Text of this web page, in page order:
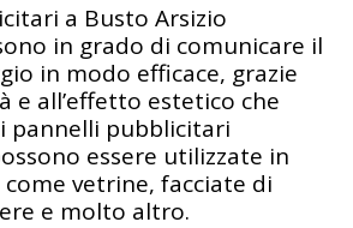
a Busto Arsizio
in grado di comunicare il
in modo efficace, grazie
e all’effetto estetico che
pannelli pubblicitari
essere utilizzate in
vetrine, facciate di
e molto altro.